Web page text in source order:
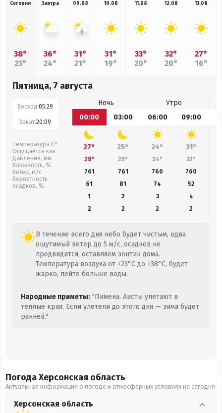
Сегодня
38°
23°
Завтра
36°
24°
09.08
31°
21°
10.08
31°
19°
11.08
33°
20°
12.08
32°
20°
13.08
27°
16°
Пятница, 7 августа
Восход:05:29
Закат:20:09
Температура С°
Ощущается как
Давление, мм
Влажность, %
Ветер, м/с
Вероятность
осадков, %
Ночь
Утро
00:00
03:00 06:00 09:00
27° 25° 24° 31°
28° 25° 24° 32°
761
761 760 760
61
81 74
52
1
2 3
4
2
2 2 2
В течение всего дня небо будет чистым, едва
ощутимый ветер до 5 м/с, осадков не
предвидится, оставляем зонтик дома.
Температура воздуха от +23°C до +38°C, будет
жарко, пейте больше воды.
Народные приметы: "Пимена. Аисты улетают в
теплые края. Если улетели до этого дня — зима будет
ранней."
Погода Херсонская область
Актуальная информация о погоде и атмосферных условиях на сегодня
Херсонская область